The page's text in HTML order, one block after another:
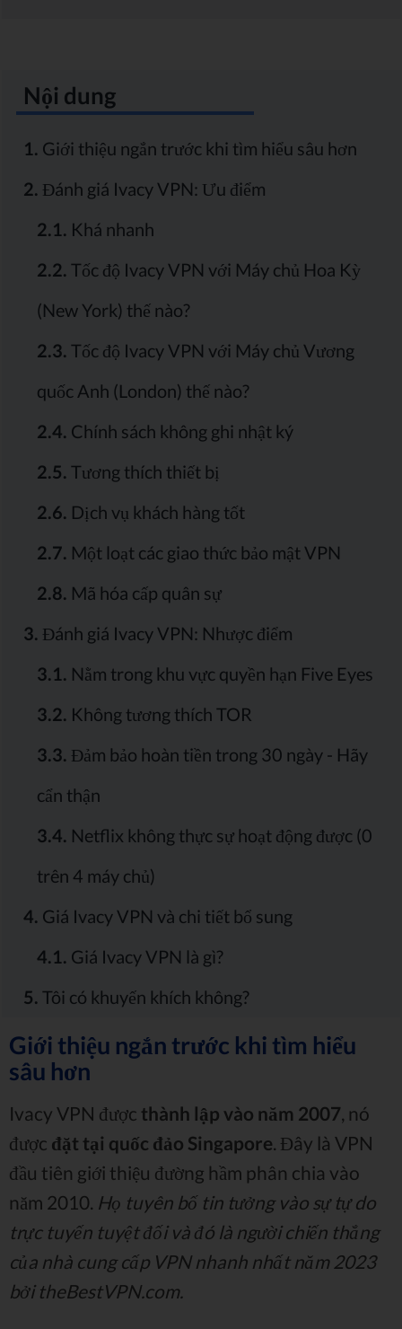
Nội dung
1. Giới thiệu ngắn trước khi tìm hiểu sâu hơn
2. Đánh giá Ivacy VPN: Ưu điểm
2.1. Khá nhanh
2.2. Tốc độ Ivacy VPN với Máy chủ Hoa Kỳ
(New York) thế nào?
2.3. Tốc độ Ivacy VPN với Máy chủ Vương
quốc Anh (London) thế nào?
2.4. Chính sách không ghi nhật ký
2.5. Tương thích thiết bị
2.6. Dịch vụ khách hàng tốt
2.7. Một loạt các giao thức bảo mật VPN
2.8. Mã hóa cấp quân sự
3. Đánh giá Ivacy VPN: Nhược điểm
3.1. Nằm trong khu vực quyền hạn Five Eyes
3.2. Không tương thích TOR
3.3. Đảm bảo hoàn tiền trong 30 ngày - Hãy
cẩn thận
3.4. Netflix không thực sự hoạt động được (0
trên 4 máy chủ)
4. Giá Ivacy VPN và chi tiết bổ sung
4.1. Giá Ivacy VPN là gì?
5. Tôi có khuyến khích không?
Giới thiệu ngắn trước khi tìm hiểu
sâu hơn
Ivacy VPN được thành lập vào năm 2007 , nó
được đặt tại quốc đảo Singapore . Đây là VPN
đầu tiên giới thiệu đường hầm phân chia vào
năm 2010. Họ tuyên bố tin tưởng vào sự tự do
trực tuyến tuyệt đối và đó là người chiến thắng
của nhà cung cấp VPN nhanh nhất năm 2023
bởi theBestVPN.com.